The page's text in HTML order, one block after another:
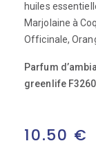
huiles
Marjolaine à
Officinale,
Parfum
greenlife
10.50 €